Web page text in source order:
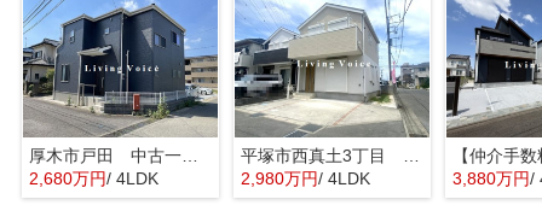
厚木市戸田 中古一戸建て
2,680万円/ 4LDK
2,980万円/ 4LDK 3,880万円/